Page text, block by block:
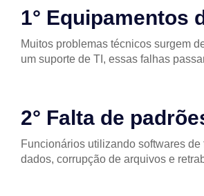
1° Equipamentos
Muitos problemas técnicos surgem
um suporte de TI, essas falhas
2° Falta de
Funcionários utilizando softwares
dados, corrupção de arquivos e